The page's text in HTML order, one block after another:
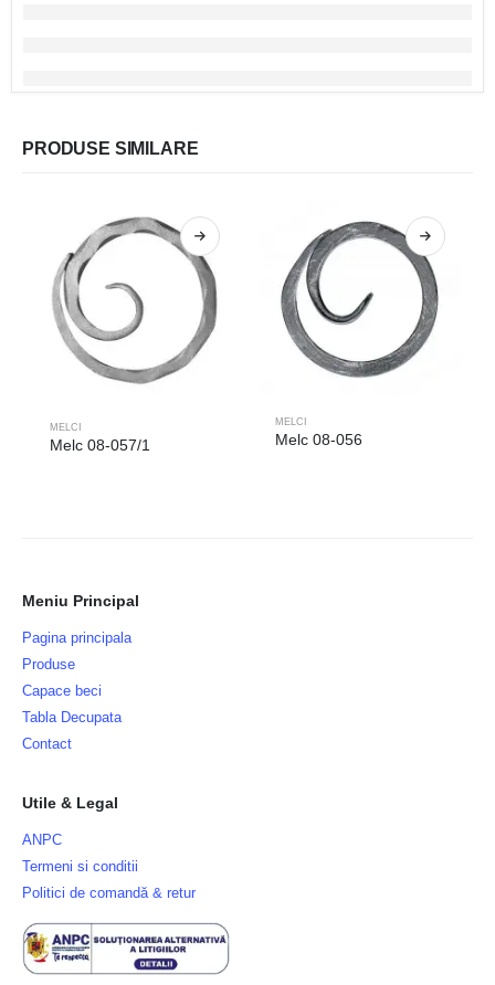
PRODUSE SIMILARE
MELCI
Melc 08-057/1
MELCI
Melc 08-056
Meniu Principal
Pagina principala
Produse
Capace beci
Tabla Decupata
Contact
Utile & Legal
ANPC
Termeni si conditii
Politici de comandă & retur